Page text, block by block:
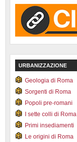
URBANIZZAZIONE
Geologia di Roma
Sorgenti di Roma
Popoli pre-romani
I sette colli di Roma
Primi insediamenti
Le origini di Roma